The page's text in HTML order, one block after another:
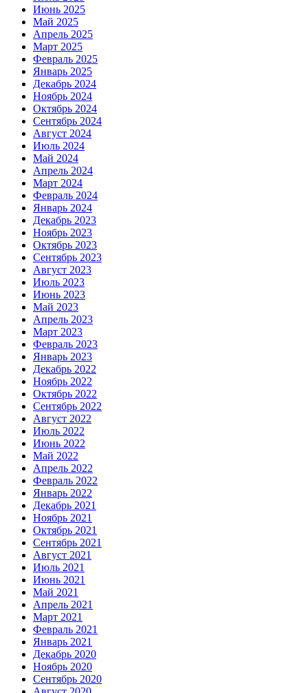
Июнь 2025
Май 2025
Апрель 2025
Март 2025
Февраль 2025
Январь 2025
Декабрь 2024
Ноябрь 2024
Октябрь 2024
Сентябрь 2024
Август 2024
Июль 2024
Май 2024
Апрель 2024
Март 2024
Февраль 2024
Январь 2024
Декабрь 2023
Ноябрь 2023
Октябрь 2023
Сентябрь 2023
Август 2023
Июль 2023
Июнь 2023
Май 2023
Апрель 2023
Март 2023
Февраль 2023
Январь 2023
Декабрь 2022
Ноябрь 2022
Октябрь 2022
Сентябрь 2022
Август 2022
Июль 2022
Июнь 2022
Май 2022
Апрель 2022
Февраль 2022
Январь 2022
Декабрь 2021
Ноябрь 2021
Октябрь 2021
Сентябрь 2021
Август 2021
Июль 2021
Июнь 2021
Май 2021
Апрель 2021
Март 2021
Февраль 2021
Январь 2021
Декабрь 2020
Ноябрь 2020
Сентябрь 2020